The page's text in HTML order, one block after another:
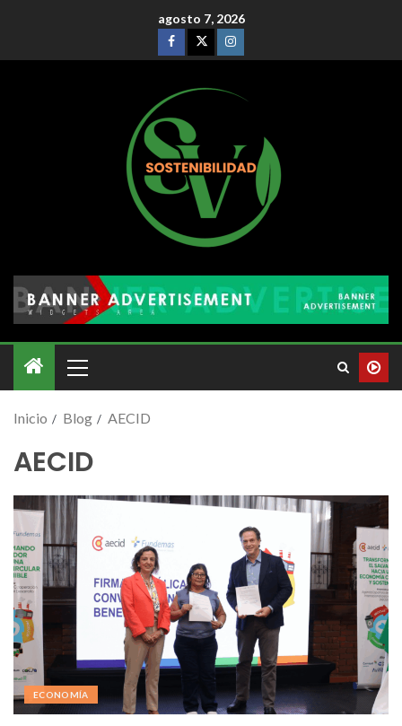
agosto 7, 2026
Inicio Blog AECID
AECID
ECONOMÍA